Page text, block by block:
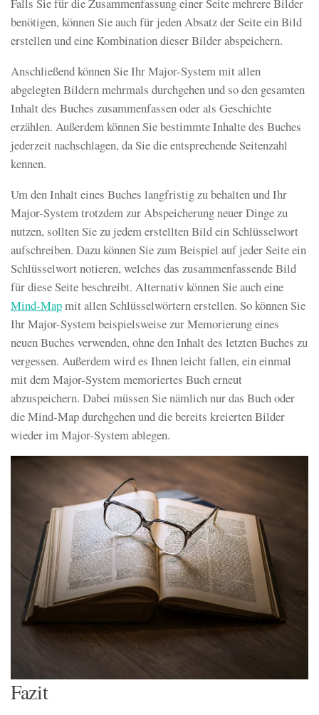
benötigen, können Sie auch für jeden Absatz der Seite ein Bild
erstellen und eine Kombination dieser Bilder abspeichern.
Anschließend können Sie Ihr Major-System mit allen
abgelegten Bildern mehrmals durchgehen und so den gesamten
Inhalt des Buches zusammenfassen oder als Geschichte
erzählen. Außerdem können Sie bestimmte Inhalte des Buches
jederzeit nachschlagen, da Sie die entsprechende Seitenzahl
kennen.
Um den Inhalt eines Buches langfristig zu behalten und Ihr
Major-System trotzdem zur Abspeicherung neuer Dinge zu
nutzen, sollten Sie zu jedem erstellten Bild ein Schlüsselwort
aufschreiben. Dazu können Sie zum Beispiel auf jeder Seite ein
Schlüsselwort notieren, welches das zusammenfassende Bild
für diese Seite beschreibt. Alternativ können Sie auch eine
Mind-Mapmit allen Schlüsselwörtern erstellen. So können Sie
Ihr Major-System beispielsweise zur Memorierung eines
neuen Buches verwenden, ohne den Inhalt des letzten Buches zu
vergessen. Außerdem wird es Ihnen leicht fallen, ein einmal
mit dem Major-System memoriertes Buch erneut
abzuspeichern. Dabei müssen Sie nämlich nur das Buch oder
die Mind-Map durchgehen und die bereits kreierten Bilder
wieder im Major-System ablegen.
Fazit